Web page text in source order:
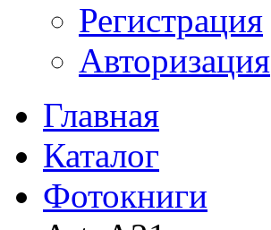
Регистрация
Авторизация
Главная
Каталог
Фотокниги